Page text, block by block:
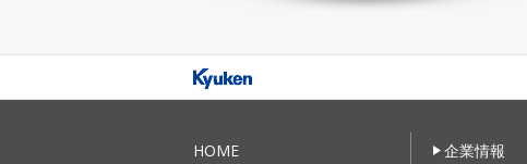
HOME 企業情報